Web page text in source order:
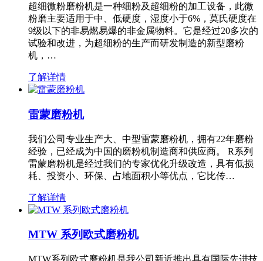
超细微粉磨粉机是一种细粉及超细粉的加工设备，此微
粉磨主要适用于中、低硬度，湿度小于6%，莫氏硬度在
9级以下的非易燃易爆的非金属物料。它是经过20多次的
试验和改进，为超细粉的生产而研发制造的新型磨粉
机，…
了解详情
雷蒙磨粉机
我们公司专业生产大、中型雷蒙磨粉机，拥有22年磨粉
经验，已经成为中国的磨粉机制造商和供应商。 R系列
雷蒙磨粉机是经过我们的专家优化升级改造，具有低损
耗、投资小、环保、占地面积小等优点，它比传…
了解详情
MTW 系列欧式磨粉机